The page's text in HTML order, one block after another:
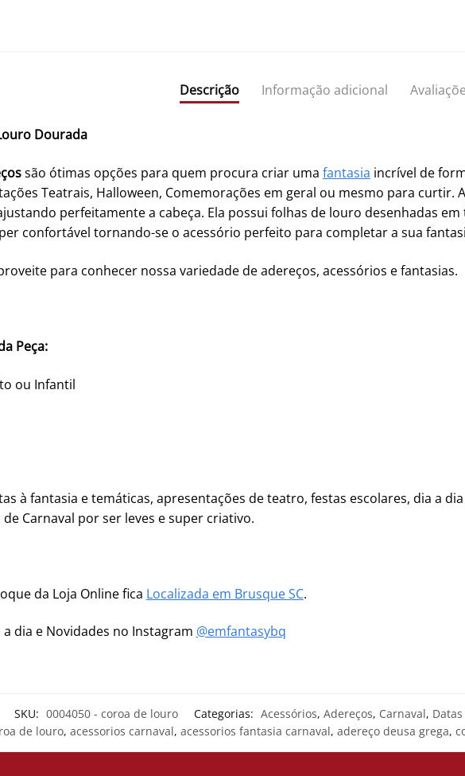
Descrição Informação adicional
Dourada
são ótimas opções para quem procura criar uma fantasia incrível de
Teatrais, Halloween, Comemorações em geral ou mesmo para curtir. A
perfeitamente a cabeça. Ela possui folhas de louro desenhadas
confortável tornando-se o acessório perfeito para completar a sua
para conhecer nossa variedade de adereços, acessórios e fantasias.
Peça:
ou Infantil
à fantasia e temáticas, apresentações de teatro, festas escolares, dia a
Carnaval por ser leves e super criativo.
da Loja Online fica Localizada em Brusque SC.
dia e Novidades no Instagram @emfantasybq
SKU: 0004050 - coroa de louro Categorias: Acessórios, Adereços, Carnaval,
de louro, acessorios carnaval, acessorios fantasia carnaval, adereço deusa grega,